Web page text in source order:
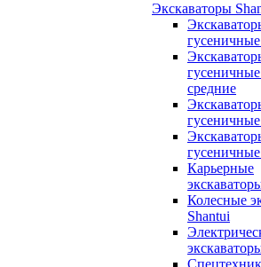
Экскаваторы
средние
Карьерные
Колесные
Shantui